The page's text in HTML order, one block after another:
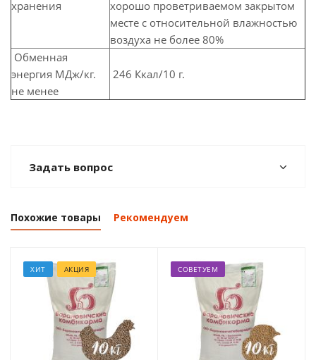
хранения
хорошо проветриваемом закрытом
месте с относительной влажностью
воздуха не более 80%
Обменная
энергия МДж/кг.
не менее
246 Ккал/10 г.
Задать вопрос
Похожие товары Рекомендуем
ХИТ АКЦИЯ СОВЕТУЕМ